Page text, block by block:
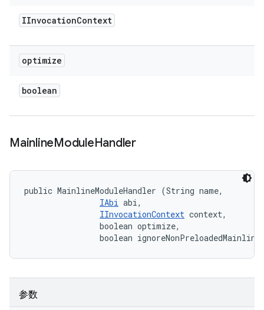
IInvocationContext
optimize
boolean
MainlineModuleHandler
public MainlineModuleHandler (String name,
IAbi abi,
IInvocationContext context,
                boolean optimize,
boolean
参数